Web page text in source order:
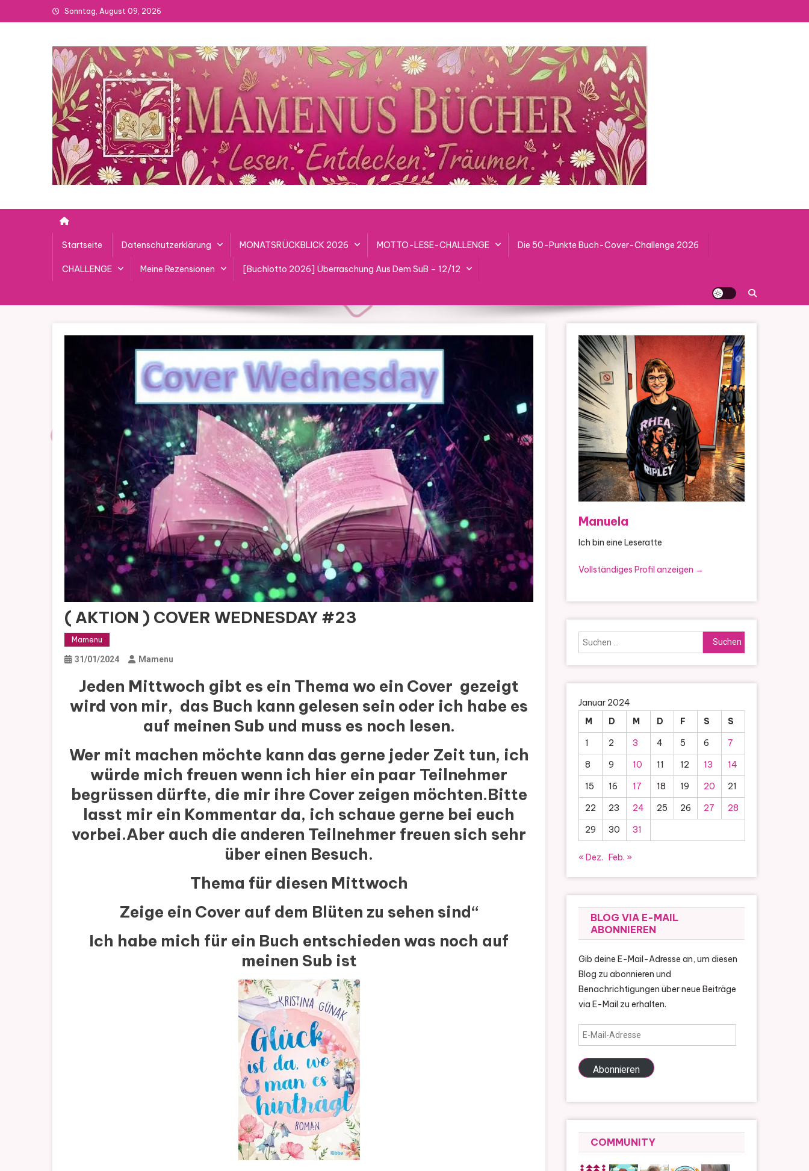
to
Sonntag, August 09, 2026
Startseite Datenschutzerklärung MONATSRÜCKBLICK 2026 MOTTO-LESE-CHALLENGE Die 50-Punkte Buch-Cover-Challenge 2026
CHALLENGE Meine Rezensionen [Buchlotto 2026] Überraschung Aus Dem SuB – 12/12
( AKTION ) COVER WEDNESDAY #23
Mamenu
31/01/2024 Mamenu
Jeden Mittwoch gibt es ein Thema wo ein Cover gezeigt
wird von mir, das Buch kann gelesen sein oder ich habe es
auf meinen Sub und muss es noch lesen.
Wer mit machen möchte kann das gerne jeder Zeit tun, ich
würde mich freuen wenn ich hier ein paar Teilnehmer
begrüssen dürfte, die mir ihre Cover zeigen möchten.Bitte
lasst mir ein Kommentar da, ich schaue gerne bei euch
vorbei.Aber auch die anderen Teilnehmer freuen sich sehr
über einen Besuch.
Thema für diesen Mittwoch
Zeige ein Cover auf dem Blüten zu sehen sind“
Ich habe mich für ein Buch entschieden was noch auf
meinen Sub ist
Manuela
Ich bin eine Leseratte
Vollständiges Profil anzeigen →
Suchen
nach:
Januar 2024
M
D M D F S
S
1
2 3 4 5 6
7
8
9 10 11 12 13
14
15
16 17 18 19 20
21
22
23 24 25 26 27
28
29
30 31
« Dez. Feb. »
BLOG VIA E-MAIL
ABONNIEREN
Gib deine E-Mail-Adresse an, um diesen
Blog zu abonnieren und
Benachrichtigungen über neue Beiträge
via E-Mail zu erhalten.
E-
Mail-
Adresse
Abonnieren
COMMUNITY